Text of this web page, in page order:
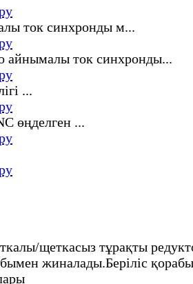
щеткасыз тұрақты
жиналады.Беріліс